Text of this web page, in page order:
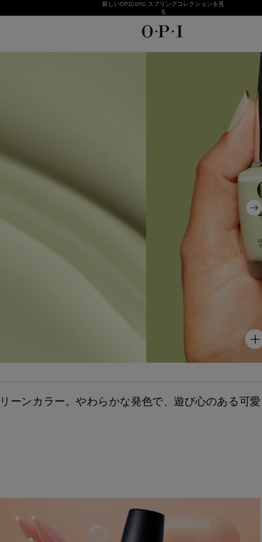
お得情報新しいOPIcons スプリングコレクションを見
る
Item 1 of 1
Next
ーンカラー。やわらかな発色で、遊び心のある可愛